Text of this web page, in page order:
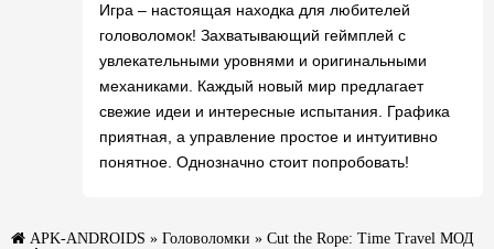
Игра – настоящая находка для любителей
головоломок! Захватывающий геймплей с
увлекательными уровнями и оригинальными
механиками. Каждый новый мир предлагает
свежие идеи и интересные испытания. Графика
приятная, а управление простое и интуитивно
понятное. Однозначно стоит попробовать!
APK-ANDROIDS » Головоломки » Cut the Rope: Time Travel МОД